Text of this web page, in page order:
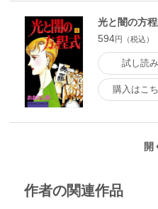
光と闇の方
594円（税込）
試し読み
購入はこ
作者の関連作品